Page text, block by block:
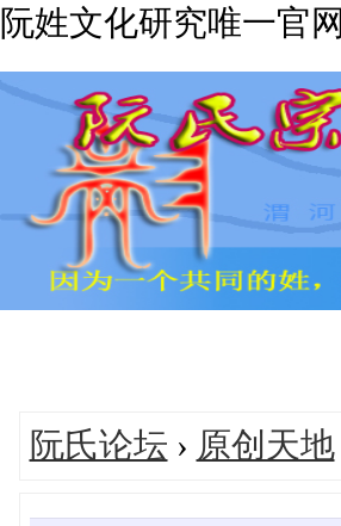
阮姓文化研究唯一官网
阮氏论坛 › 原创天地